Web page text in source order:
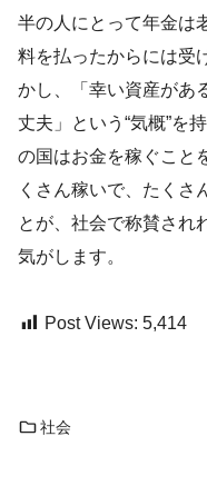
半の人にとって年金は
料を払ったからには受
かし、「幸い資産があ
丈夫」という“気概”を
の国はお金を稼ぐこと
くさん稼いで、たくさ
とが、社会で称賛され
気がします。
Post Views: 5,414
社会